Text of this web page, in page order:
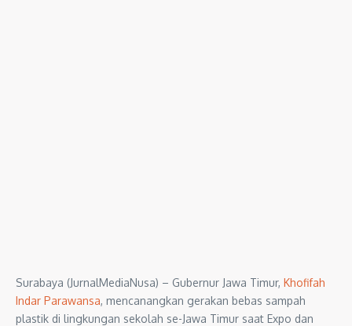
Surabaya (JurnalMediaNusa) – Gubernur Jawa Timur, Khofifah
Indar Parawansa, mencanangkan gerakan bebas sampah
plastik di lingkungan sekolah se-Jawa Timur saat Expo dan